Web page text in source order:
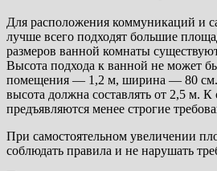
Для расположения коммуникаций и
лучше всего подходят большие
размеров ванной комнаты
Высота подхода к ванной не может
помещения — 1,2 м, ширина — 80 см.
высота должна составлять от 2,5 м.
предъявляются менее строгие
При самостоятельном увеличении
соблюдать правила и не нарушать